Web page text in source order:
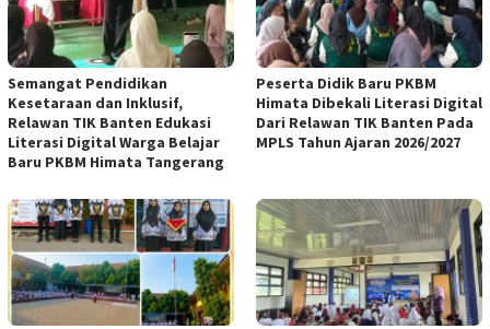
Semangat Pendidikan
Kesetaraan dan Inklusif,
Relawan TIK Banten Edukasi
Literasi Digital Warga Belajar
Baru PKBM Himata Tangerang
Peserta Didik Baru PKBM
Himata Dibekali Literasi Digital
Dari Relawan TIK Banten Pada
MPLS Tahun Ajaran 2026/2027